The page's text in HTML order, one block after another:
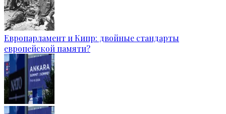
Европарламент и Кипр: двойные стандарты
европейской памяти?